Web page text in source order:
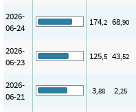
2026-
06-24
174,2 68,90
2026-
06-23
125,5 43,52
2026-
06-21
3,88 2,25